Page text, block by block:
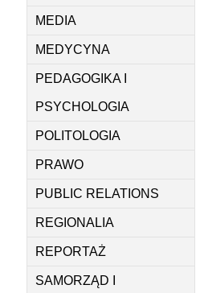
MEDIA
MEDYCYNA
PEDAGOGIKA I
PSYCHOLOGIA
POLITOLOGIA
PRAWO
PUBLIC RELATIONS
REGIONALIA
REPORTAŻ
SAMORZĄD I